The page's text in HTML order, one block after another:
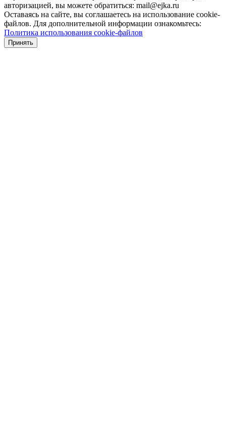
авторизацией, вы можете обратиться: mail@ejka.ru
Оставаясь на сайте, вы соглашаетесь на использование cookie-
файлов. Для дополнительной информации ознакомьтесь:
Политика использования cookie-файлов
Принять